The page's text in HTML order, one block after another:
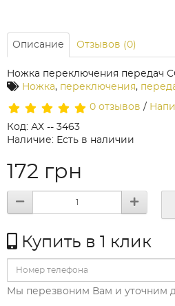
Описание Отзывов (0)
Ножка переключения передач
Ножка, переключения,
0 отзывов /
Код: АХ -- 3463
Наличие: Есть в наличии
172 грн
Купить в 1 клик
Мы перезвоним Вам и уточним